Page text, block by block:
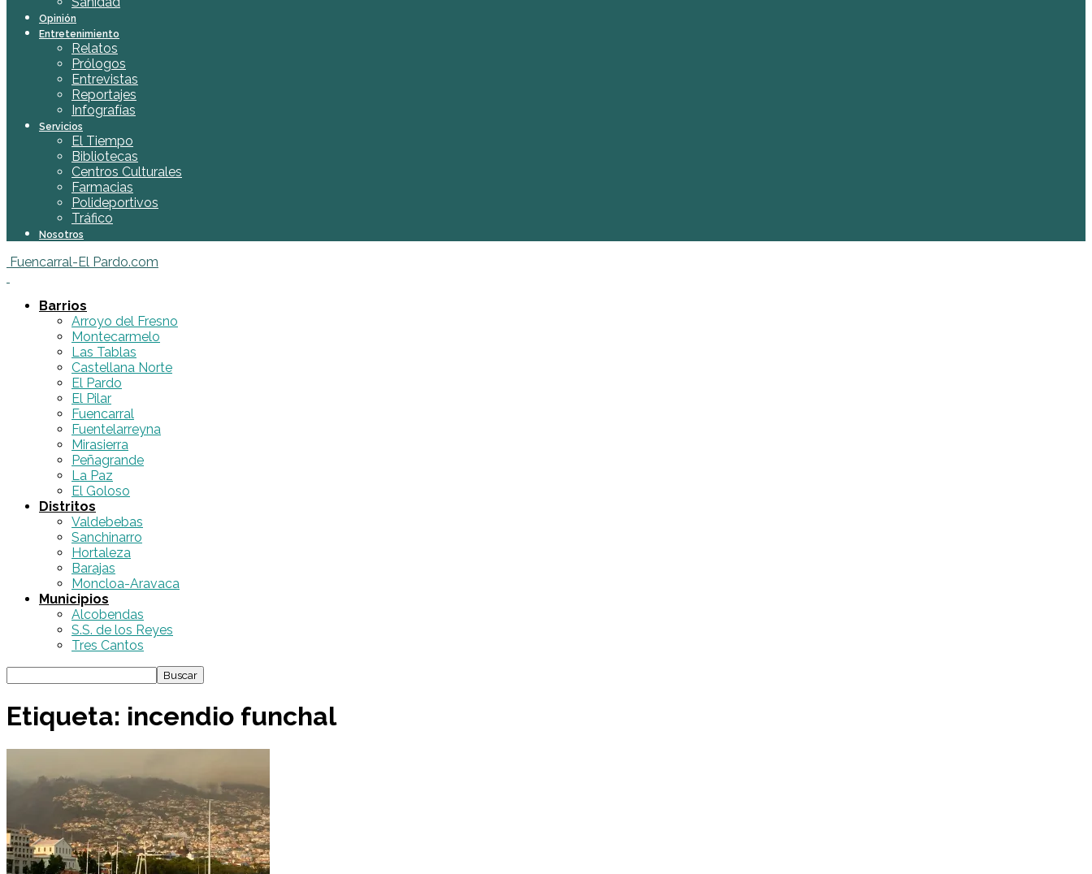
Opinión
Entretenimiento
Relatos
Prólogos
Entrevistas
Reportajes
Infografías
Servicios
El Tiempo
Bibliotecas
Centros Culturales
Farmacias
Polideportivos
Tráfico
Nosotros
Fuencarral-El Pardo.com
Barrios
Arroyo del Fresno
Montecarmelo
Las Tablas
Castellana Norte
El Pardo
El Pilar
Fuencarral
Fuentelarreyna
Mirasierra
Peñagrande
La Paz
El Goloso
Distritos
Valdebebas
Sanchinarro
Hortaleza
Barajas
Moncloa-Aravaca
Municipios
Alcobendas
S.S. de los Reyes
Tres Cantos
Etiqueta: incendio funchal